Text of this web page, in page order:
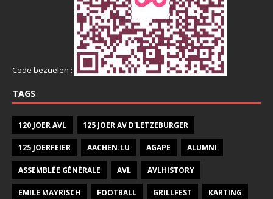
Code bezuelen :
TAGS
120 JOER AVL 125 JOER AV D'LETZEBURGER
125 JOERFEIER AACHEN.LU AGAPE ALUMNI
ASSEMBLÉE GÉNÉRALE AVL AVLHISTORY
EMILE MAYRISCH FOOTBALL GRILLFEST KARTING